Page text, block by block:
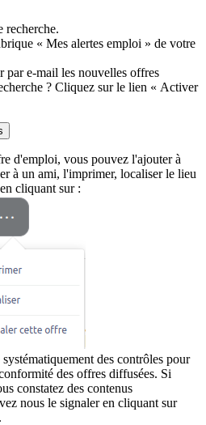
recherche.
« Mes alertes emploi » de votre
par e-mail les nouvelles offres
? Cliquez sur le lien « Activer
d'emploi, vous pouvez l'ajouter à
à un ami, l'imprimer, localiser le lieu
cliquant sur :
des contrôles pour
des offres diffusées. Si
constatez des contenus
nous le signaler en cliquant sur